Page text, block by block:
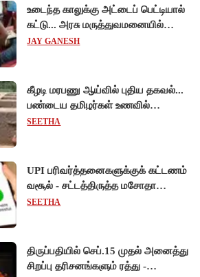
உடைந்த காலுக்கு அட்டைப் பெட்டியால்
கட்டு... அரசு மருத்துவமனையில்
விநோத சிகிச்சை... அதிர்ச்சி வீடியோ!
JAY GANESH
கீழடி மரபணு ஆய்வில் புதிய தகவல்...
பண்டைய தமிழர்கள் உணவில்
அதிகளவு இறைச்சி பயன்பாடு!
SEETHA
UPI பரிவர்த்தனைகளுக்குக் கட்டணம்
வசூல் - சட்டத்திருத்த மசோதா
நிறைவேற்றம்!
SEETHA
திருப்பதியில் செப்.15 முதல் அனைத்து
சிறப்பு தரிசனங்களும் ரத்து -